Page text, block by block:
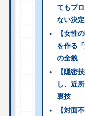
てもプ
ない決
【女性
を作る
の全貌
【隠密
し、近
裏技
【対面